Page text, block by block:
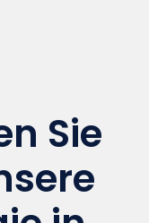
Sie